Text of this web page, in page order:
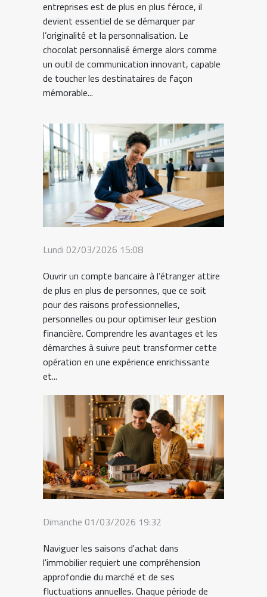
entreprises est de plus en plus féroce, il
devient essentiel de se démarquer par
l’originalité et la personnalisation. Le
chocolat personnalisé émerge alors comme
un outil de communication innovant, capable
de toucher les destinataires de façon
mémorable...
Lundi 02/03/2026 15:08
Ouvrir un compte bancaire à l’étranger attire
de plus en plus de personnes, que ce soit
pour des raisons professionnelles,
personnelles ou pour optimiser leur gestion
financière. Comprendre les avantages et les
démarches à suivre peut transformer cette
opération en une expérience enrichissante
et...
Dimanche 01/03/2026 19:32
Naviguer les saisons d'achat dans
l'immobilier requiert une compréhension
approfondie du marché et de ses
fluctuations annuelles. Chaque période de